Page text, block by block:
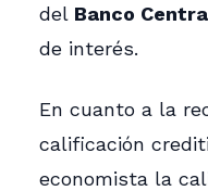
del Banco
de interés.
En cuanto a la
calificación
economista la